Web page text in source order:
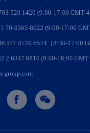
520 1420 (9:00-17:00 GMT-
70-9365-8022 (9:00-17:00
571 8720 6574（8:30-17:00
2 6347 8810 (9:00-18:00
group.com